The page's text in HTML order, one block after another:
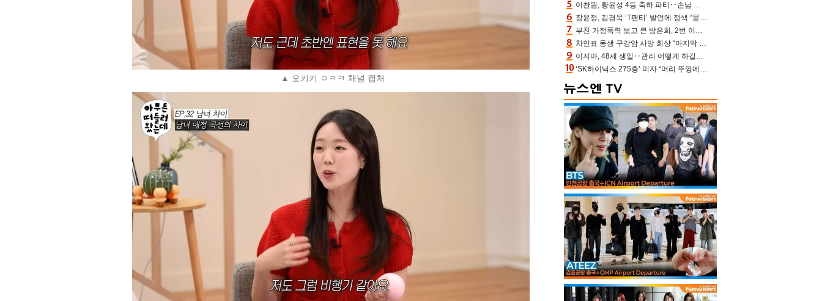
▲ 오키키 ㅇㅋㅋ 채널 캡처
이찬원, 황윤성 4등 축하 파티‥손님 모으려 블랙핑크 지수와 친한 척(편스토랑)[어제TV]
장윤정, 김경욱 ‘T팬티’ 발언에 정색 “묻지 않았는데, 그것도 성희롱”(장공장)
부친 가정폭력 보고 큰 방은희, 2번 이혼 후 잠수→母 고독사에 자책(특종세상)[어제TV]
차인표 동생 구강암 사망 회상 “마지막 순간 동생 손 잡아준 신애라, 두고두고 고마워” (신애라이프)
이지아, 48세 생일‥관리 어떻게 하길래 놀라운 동안 미모
‘SK하이닉스 275층’ 미자 “머리 뚜껑에서 사, 주식만 안 해도 돈 버는 것”